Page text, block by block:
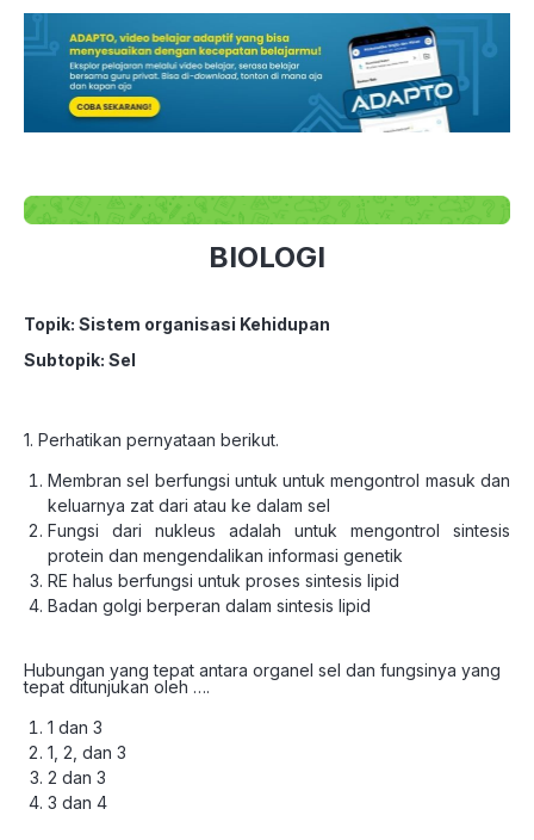
BIOLOGI
Topik: Sistem organisasi Kehidupan
Subtopik: Sel
1. Perhatikan pernyataan berikut.
Membran sel berfungsi untuk untuk mengontrol masuk dan
keluarnya zat dari atau ke dalam sel
Fungsi dari nukleus adalah untuk mengontrol sintesis
protein dan mengendalikan informasi genetik
RE halus berfungsi untuk proses sintesis lipid
Badan golgi berperan dalam sintesis lipid
Hubungan yang tepat antara organel sel dan fungsinya yang
tepat ditunjukan oleh ….
1 dan 3
1, 2, dan 3
2 dan 3
3 dan 4